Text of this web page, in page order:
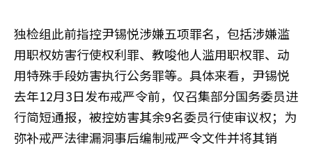
独检组此前指控尹锡悦涉嫌五项罪名，包括涉嫌滥
用职权妨害行使权利罪、教唆他人滥用职权罪、动
用特殊手段妨害执行公务罪等。具体来看，尹锡悦
去年12月3日发布戒严令前，仅召集部分国务委员进
行简短通报，被控妨害其余9名委员行使审议权；为
弥补戒严法律漏洞事后编制戒严令文件并将其销